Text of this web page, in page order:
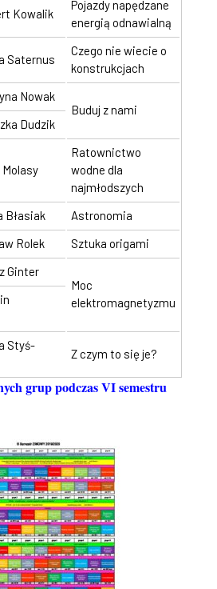
Kowalik
Pojazdy napędzane
energią odnawialną
Saternus
Czego nie wiecie o
konstrukcjach
Nowak
Buduj z nami
Dudzik
Ratownictwo
wodne dla
najmłodszych
Błasiak
Astronomia
Rolek Sztuka origami
Ginter
Moc
elektromagnetyzmu
Styś-
Z czym to się je?
grup podczas VI semestru